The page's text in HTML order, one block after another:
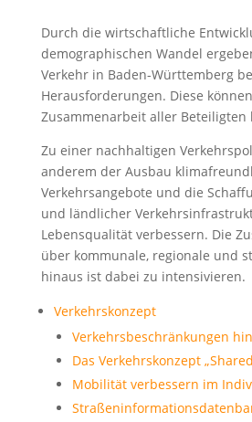
Durch die wirtschaftliche
demographischen Wandel
Verkehr in Baden-Württemberg
Herausforderungen. Diese
Zusammenarbeit aller Beteiligten
Zu einer nachhaltigen
anderem der Ausbau
Verkehrsangebote und die
und ländlicher
Lebensqualität verbessern. Die
über kommunale, regionale und
hinaus ist dabei zu intensivieren.
Verkehrskonzept
Verkehrsbeschränkungen
Das Verkehrskonzept
Mobilität verbessern im